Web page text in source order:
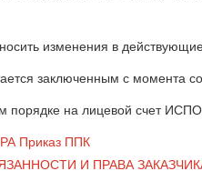
изменения в
заключенным с момента
порядке на лицевой счет
Приказ ППК
И ПРАВА